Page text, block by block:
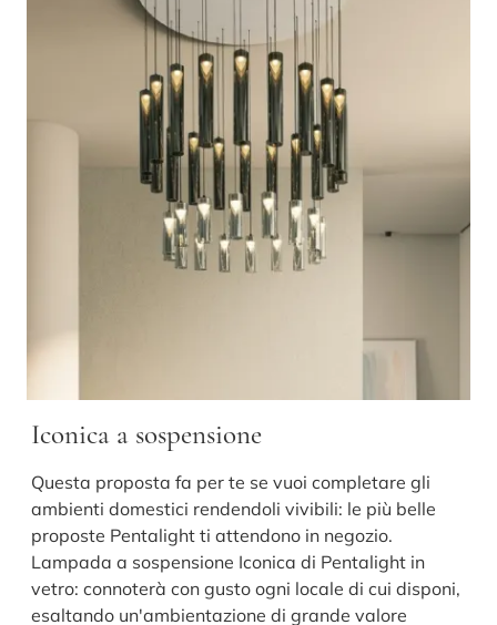
Iconica a sospensione
Questa proposta fa per te se vuoi completare gli
ambienti domestici rendendoli vivibili: le più belle
proposte Pentalight ti attendono in negozio.
Lampada a sospensione Iconica di Pentalight in
vetro: connoterà con gusto ogni locale di cui disponi,
esaltando un'ambientazione di grande valore